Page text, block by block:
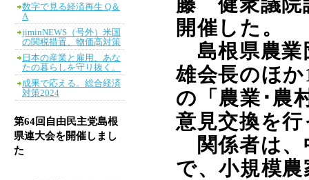
開催した。
島根県農業
雄会長のほか
の「農業･農
意見交換を
関係者は、
で、小規模
数字で見る経済再生 Q＆
A
jiminNEWS（号外）米国
の関税措置、物価高対策
日本の産業と雇用、あな
たの暮らしを守り抜く。
成果で応える。総合経済
対策2024
第64回自由民主党島根
県連大会を開催しまし
た